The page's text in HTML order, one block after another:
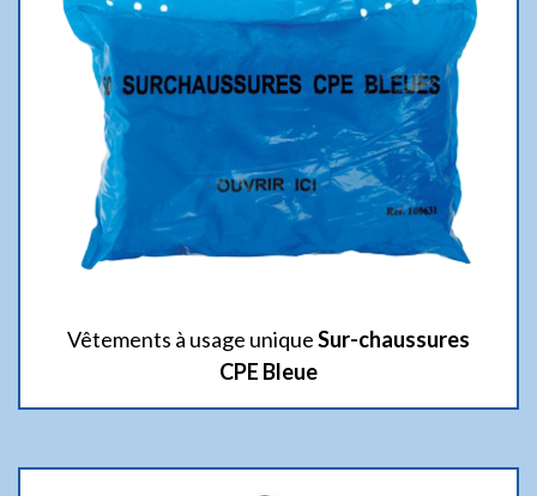
Vêtements à usage uniqueSur-chaussures
CPE Bleue